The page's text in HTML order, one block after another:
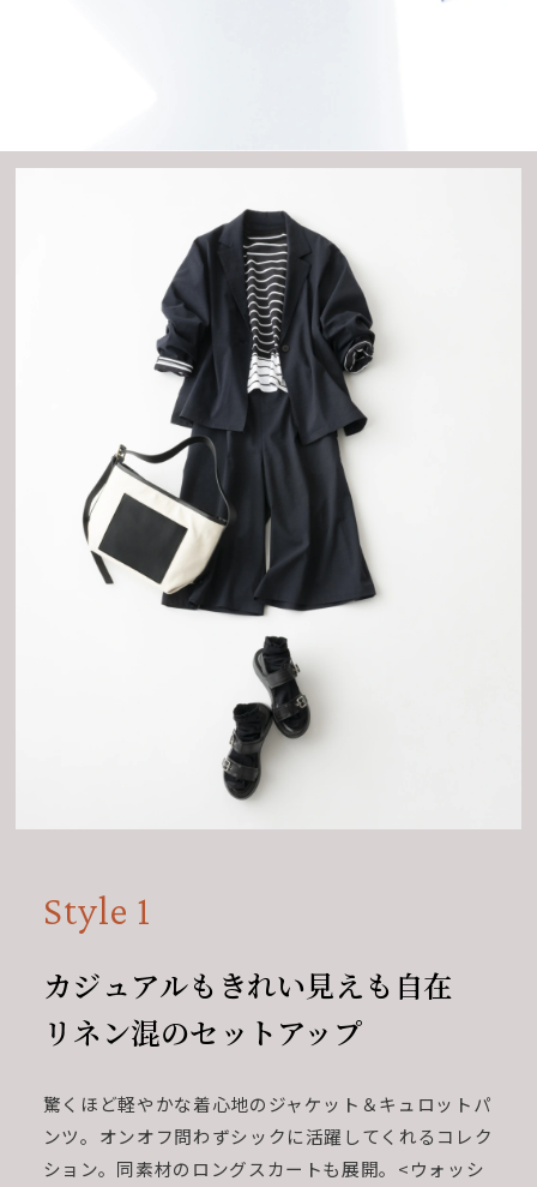
Style 1
カジュアルもきれい見えも自在
リネン混のセットアップ
驚くほど軽やかな着心地のジャケット＆キュロットパ
ンツ。オンオフ問わずシックに活躍してくれるコレク
ション。同素材のロングスカートも展開。<ウォッシ